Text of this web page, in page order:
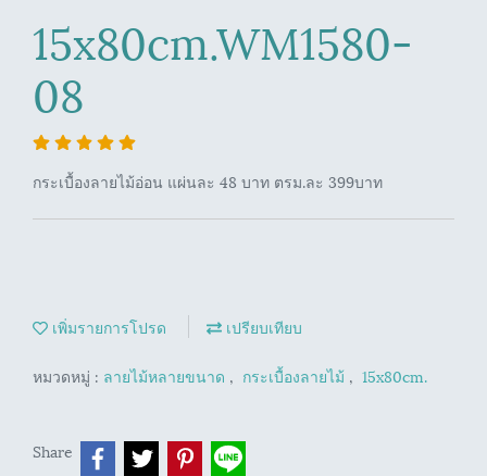
15x80cm.WM1580-
08
กระเบื้องลายไม้อ่อน แผ่นละ 48 บาท ตรม.ละ 399บาท
เพิ่มรายการโปรด เปรียบเทียบ
หมวดหมู่ : ลายไม้หลายขนาด , กระเบื้องลายไม้ , 15x80cm.
Share